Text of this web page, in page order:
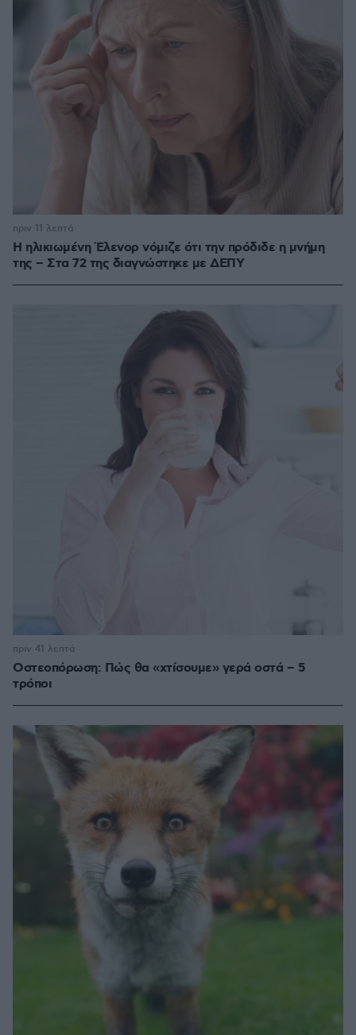
Η ηλικιωμένη Έλενορ νόμιζε ότι την πρόδιδε η μνήμη
της – Στα 72 της διαγνώστηκε με ΔΕΠΥ
πριν 11 λεπτά
Οστεοπόρωση: Πώς θα «χτίσουμε» γερά οστά – 5
τρόποι
πριν 41 λεπτά